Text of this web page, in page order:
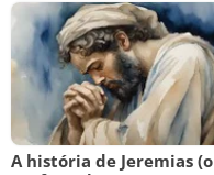
A história de Jeremias (o